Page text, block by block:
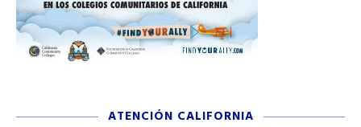
ATENCIÓN CALIFORNIA